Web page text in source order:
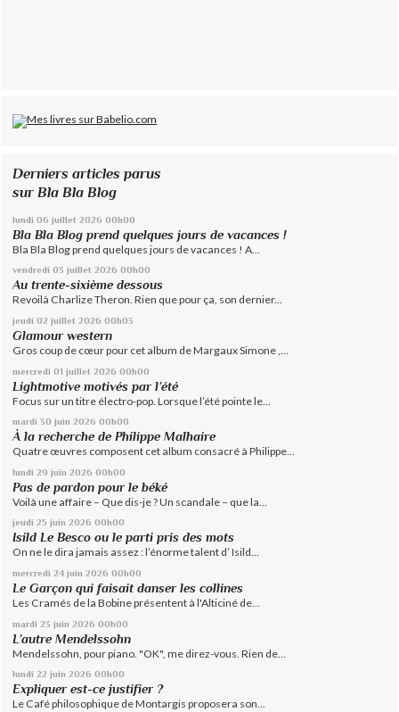
Derniers articles parus
sur Bla Bla Blog
lundi 06 juillet 2026 00h00
Bla Bla Blog prend quelques jours de vacances !
Bla Bla Blog prend quelques jours de vacances ! A...
vendredi 03 juillet 2026 00h00
Au trente-sixième dessous
Revoilà Charlize Theron. Rien que pour ça, son dernier...
jeudi 02 juillet 2026 00h03
Glamour western
Gros coup de cœur pour cet album de Margaux Simone ,...
mercredi 01 juillet 2026 00h00
Lightmotive motivés par l’été
Focus sur un titre électro-pop. Lorsque l’été pointe le...
mardi 30 juin 2026 00h00
À la recherche de Philippe Malhaire
Quatre œuvres composent cet album consacré à Philippe...
lundi 29 juin 2026 00h00
Pas de pardon pour le béké
Voilà une affaire – Que dis-je ? Un scandale – que la...
jeudi 25 juin 2026 00h00
Isild Le Besco ou le parti pris des mots
On ne le dira jamais assez : l’énorme talent d’ Isild...
mercredi 24 juin 2026 00h00
Le Garçon qui faisait danser les collines
Les Cramés de la Bobine présentent à l'Alticiné de...
mardi 23 juin 2026 00h00
L’autre Mendelssohn
Mendelssohn, pour piano. "OK", me direz-vous. Rien de...
lundi 22 juin 2026 00h00
Expliquer est-ce justifier ?
Le Café philosophique de Montargis proposera son...